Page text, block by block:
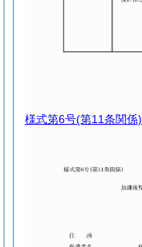
様式第6号(第11条関係)